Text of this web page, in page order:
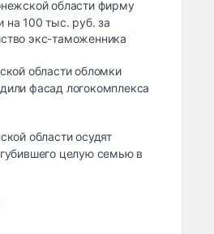
области фирму
на 100 тыс. руб. за
экс-таможенника
области обломки
фасад логокомплекса
области осудят
целую семью в